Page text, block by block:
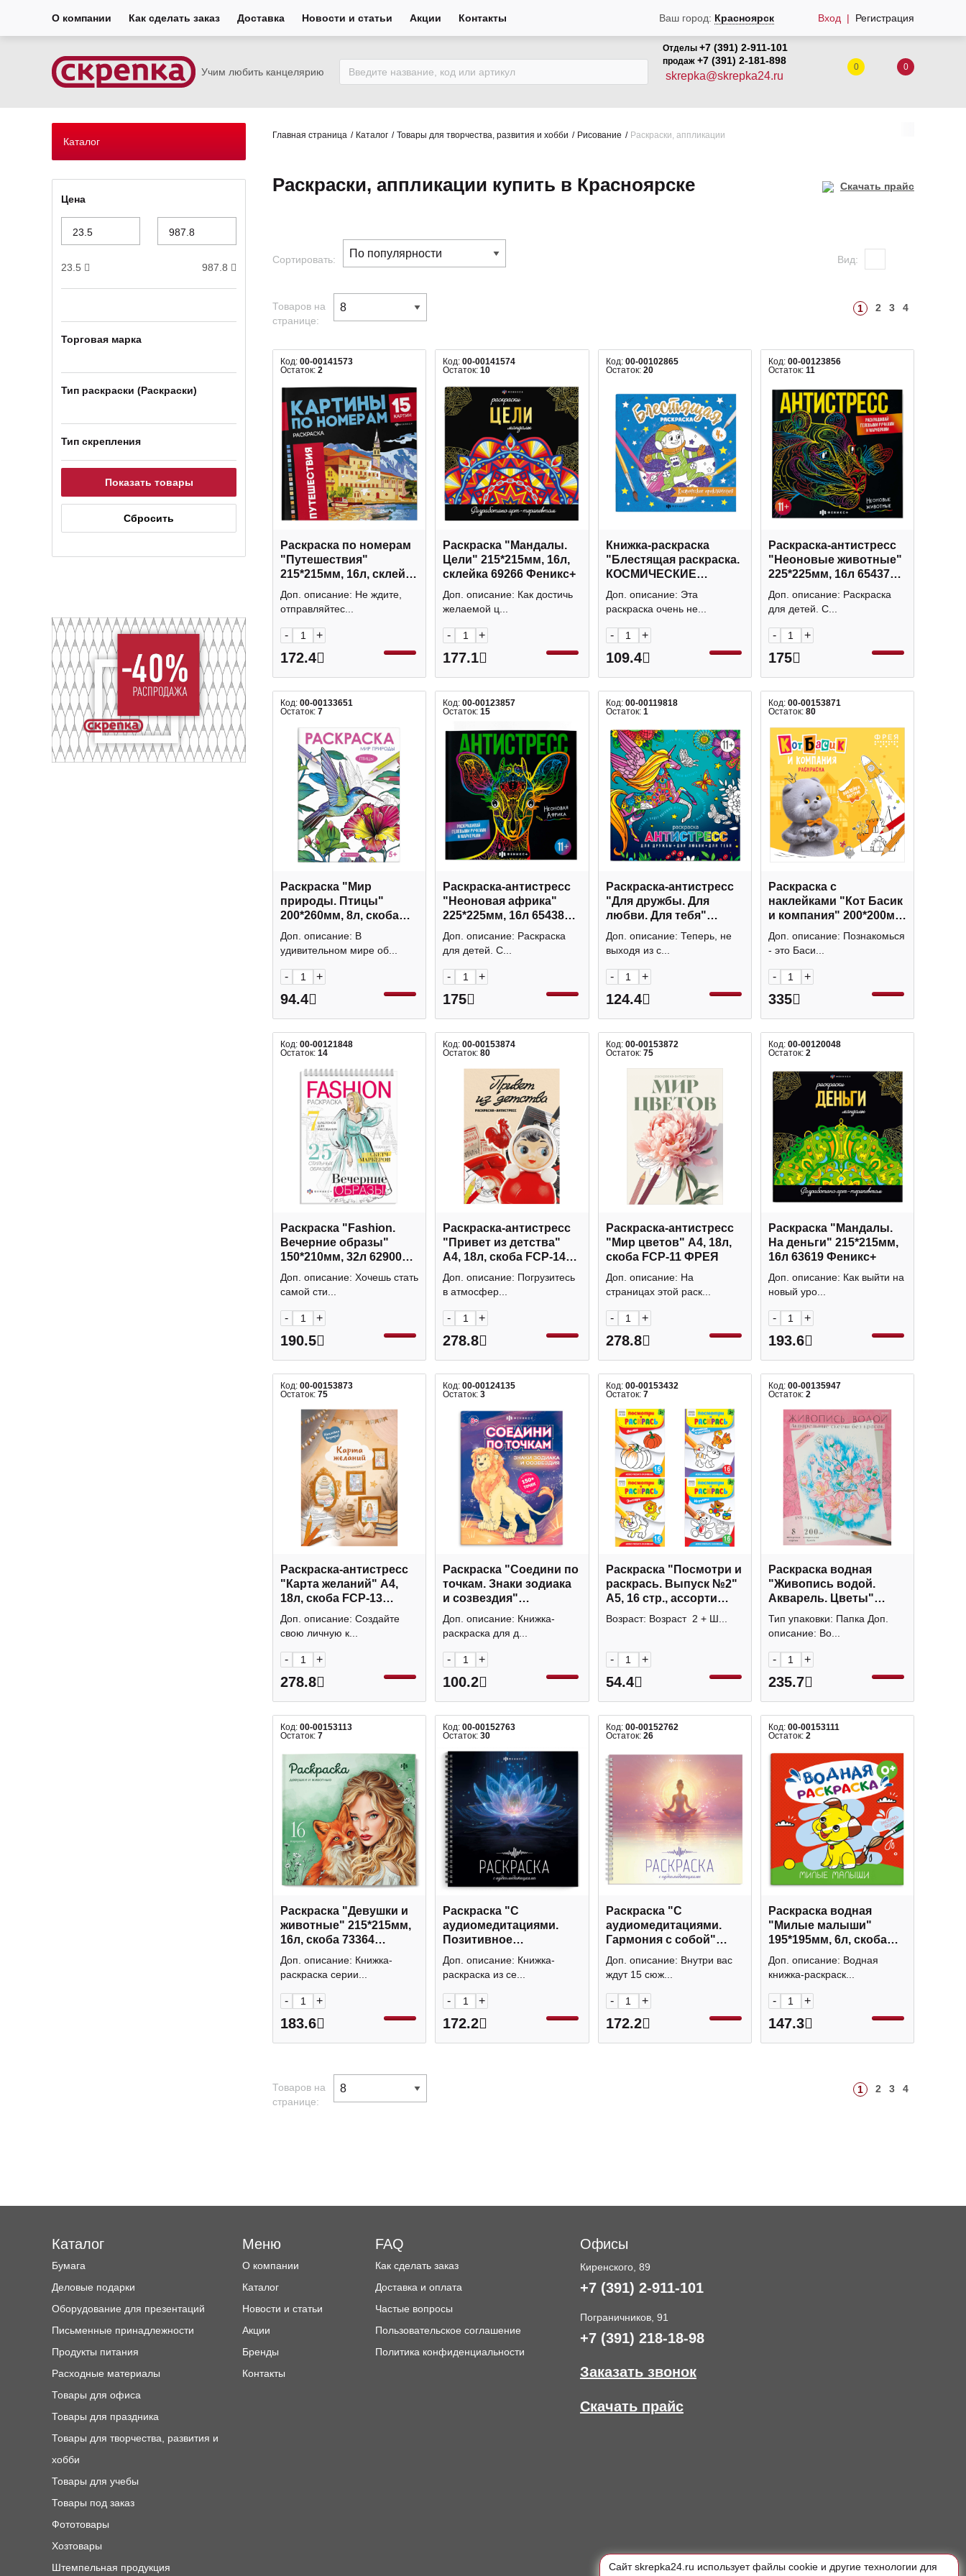
О компании Как сделать заказ Доставка Новости и статьи Акции Контакты Ваш город: Красноярск Вход Регистрация
Учим любить канцелярию
Отделы +7 (391) 2-911-101
продаж +7 (391) 2-181-898
skrepka@skrepka24.ru
0 0
Каталог
Цена
23.5 987.8
Торговая марка
Тип раскраски (Раскраски)
Тип скрепления
Главная страница Каталог Товары для творчества, развития и хобби Рисование Раскраски, аппликации
Раскраски, аппликации купить в Красноярске Скачать прайс
Сортировать: Вид:
Товаров на
странице:
1 2 3 4
Код: 00-00141573
Остаток: 2
Раскраска по номерам
"Путешествия"
215*215мм, 16л, склейка
69629 Феникс+
Доп. описание: Не ждите,
отправляйтес...
- +
172.4
Код:00-00141574
Остаток:10
Раскраска "Мандалы.
Цели" 215*215мм, 16л,
склейка 69266 Феникс+
Доп. описание: Как достичь
желаемой ц...
- +
177.1
Код: 00-00102865
Остаток: 20
Книжка-раскраска
"Блестящая раскраска.
КОСМИЧЕСКИЕ
ПРИКЛЮЧЕНИЯ" 4л,
225*225мм 57820
Феникс+
Доп. описание: Эта
раскраска очень не...
- +
109.4
Код: 00-00123856
Остаток: 11
Раскраска-антистресс
"Неоновые животные"
225*225мм, 16л 65437
Феникс+
Доп. описание: Раскраска
для детей. С...
- +
175
Код: 00-00133651
Остаток: 7
Раскраска "Мир
природы. Птицы"
200*260мм, 8л, скоба
67857 Феникс+
Доп. описание: В
удивительном мире об...
- +
94.4
Код:00-00123857
Остаток:15
Раскраска-антистресс
"Неоновая африка"
225*225мм, 16л 65438
Феникс+
Доп. описание: Раскраска
для детей. С...
- +
175
Код: 00-00119818
Остаток: 1
Раскраска-антистресс
"Для дружбы. Для
любви. Для тебя"
225*225мм, 8л 63567
Феникс+
Доп. описание: Теперь, не
выходя из с...
- +
124.4
Код: 00-00153871
Остаток: 80
Раскраска с
наклейками "Кот Басик
и компания" 200*200мм,
12л, скоба BB-NFS-009
ФРЕЯ
Доп. описание: Познакомься
- это Баси...
- +
335
Код: 00-00121848
Остаток: 14
Раскраска "Fashion.
Вечерние образы"
150*210мм, 32л 62900
Феникс+
Доп. описание: Хочешь стать
самой сти...
- +
190.5
Код:00-00153874
Остаток:80
Раскраска-антистресс
"Привет из детства"
А4, 18л, скоба FCP-14
ФРЕЯ
Доп. описание: Погрузитесь
в атмосфер...
- +
278.8
Код: 00-00153872
Остаток: 75
Раскраска-антистресс
"Мир цветов" А4, 18л,
скоба FCP-11 ФРЕЯ
Доп. описание: На
страницах этой раск...
- +
278.8
Код: 00-00120048
Остаток: 2
Раскраска "Мандалы.
На деньги" 215*215мм,
16л 63619 Феникс+
Доп. описание: Как выйти на
новый уро...
- +
193.6
Код: 00-00153873
Остаток: 75
Раскраска-антистресс
"Карта желаний" А4,
18л, скоба FCP-13
ФРЕЯ
Доп. описание: Создайте
свою личную к...
- +
278.8
Код:00-00124135
Остаток:3
Раскраска "Соедини по
точкам. Знаки зодиака
и созвездия"
215*280мм, 8л 63149
Феникс+
Доп. описание: Книжка-
раскраска для д...
- +
100.2
Код: 00-00153432
Остаток: 7
Раскраска "Посмотри и
раскрась. Выпуск №2"
А5, 16 стр., ассорти
РА5_57679 Три Совы
Возраст: Возраст 2 + Ш...
- +
54.4
Код: 00-00135947
Остаток: 2
Раскраска водная
"Живопись водой.
Акварель. Цветы"
270*330мм, 8л Р-7095
Проф-Пресс
Тип упаковки: Папка Доп.
описание: Во...
- +
235.7
Код: 00-00153113
Остаток: 7
Раскраска "Девушки и
животные" 215*215мм,
16л, скоба 73364
Феникс+
Доп. описание: Книжка-
раскраска серии...
- +
183.6
Код:00-00152763
Остаток:30
Раскраска "С
аудиомедитациями.
Позитивное
мышление" 215*215мм,
16л, гребень 73733
Феникс+
Доп. описание: Книжка-
раскраска из се...
- +
172.2
Код: 00-00152762
Остаток: 26
Раскраска "С
аудиомедитациями.
Гармония с собой"
215*215мм, 16л,
гребень 73732 Феникс+
Доп. описание: Внутри вас
ждут 15 сюж...
- +
172.2
Код: 00-00153111
Остаток: 2
Раскраска водная
"Милые малыши"
195*195мм, 6л, скоба
74256 Феникс+
Доп. описание: Водная
книжка-раскраск...
- +
147.3
Товаров на
странице:
1 2 3 4
Каталог
Бумага
Деловые подарки
Оборудование для презентаций
Письменные принадлежности
Продукты питания
Расходные материалы
Товары для офиса
Товары для праздника
Товары для творчества, развития и
хобби
Товары для учебы
Товары под заказ
Фототовары
Хозтовары
Штемпельная продукция
Меню
О компании
Каталог
Новости и статьи
Акции
Бренды
Контакты
FAQ
Как сделать заказ
Доставка и оплата
Частые вопросы
Пользовательское соглашение
Политика конфиденциальности
Офисы
Киренского, 89
+7 (391) 2-911-101
Пограничников, 91
+7 (391) 218-18-98
Заказать звонок
Скачать прайс
Cайт skrepka24.ru использует файлы cookie и другие технологии для